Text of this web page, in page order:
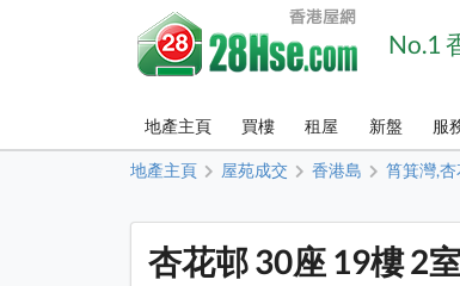
No.1
地產主頁 買樓 租屋 新盤 服
地產主頁 屋苑成交 香港島 筲箕灣,
杏花邨 30座 19樓 2